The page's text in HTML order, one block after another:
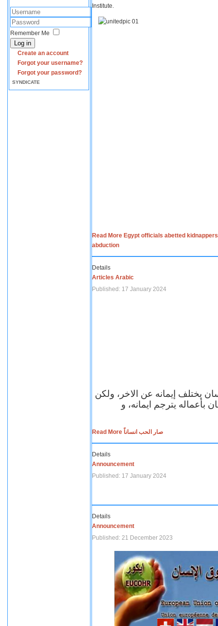
Remember Me
Log in
Create an account
Forgot your username?
Forgot your password?
SYNDICATE
Institute.
Read More Egypt officials abetted
abduction
Details
Articles Arabic
Published: 17 January 2024
يختلف إيمانه عن الاخر، ولكن
بأعماله يترجم ايمانه، و
Read More صار الحب انساناً
Details
Announcement
Published: 17 January 2024
Details
Announcement
Published: 21 December 2023